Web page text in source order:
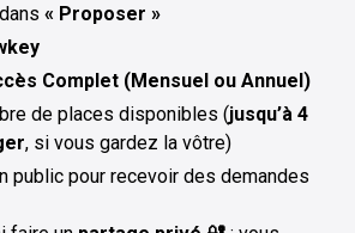
« Proposer »
Complet (Mensuel ou Annuel)
de places disponibles (jusqu’à 4
, si vous gardez la vôtre)
public pour recevoir des demandes